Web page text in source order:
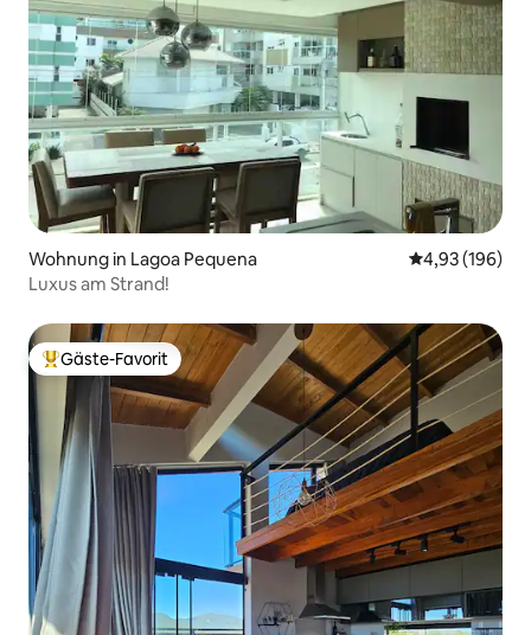
Wohnung in Lagoa Pequena
4,93 (196)
Luxus am Strand!
Beliebter Gäste-Favorit.
Gäste-Favorit